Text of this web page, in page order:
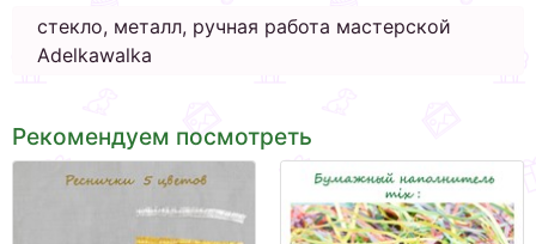
стекло, металл, ручная работа мастерской
Adelkawalka
Рекомендуем посмотреть